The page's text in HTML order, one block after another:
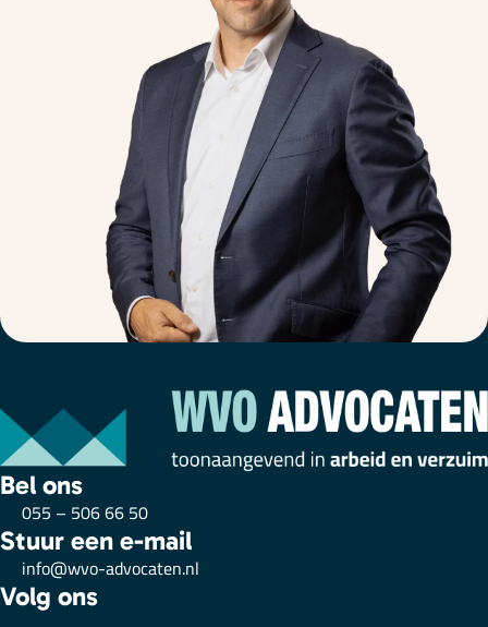
Bel ons
055 – 506 66 50
Stuur een e-mail
info@wvo-advocaten.nl
Volg ons